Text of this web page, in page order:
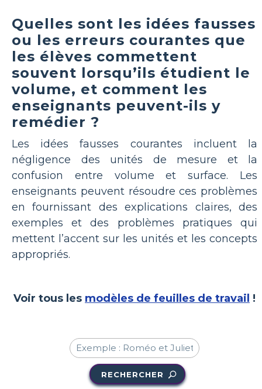
Quelles sont les idées fausses
ou les erreurs courantes que
les élèves commettent
souvent lorsqu’ils étudient le
volume, et comment les
enseignants peuvent-ils y
remédier ?
Les idées fausses courantes incluent la
négligence des unités de mesure et la
confusion entre volume et surface. Les
enseignants peuvent résoudre ces problèmes
en fournissant des explications claires, des
exemples et des problèmes pratiques qui
mettent l’accent sur les unités et les concepts
appropriés.
Voir tous les modèles de feuilles de travail !
RECHERCHER